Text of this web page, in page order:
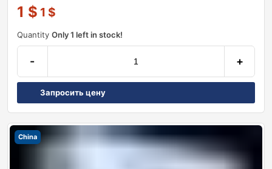
1 $ 1 $
Quantity Only 1 left in stock!
- +
Запросить цену
China